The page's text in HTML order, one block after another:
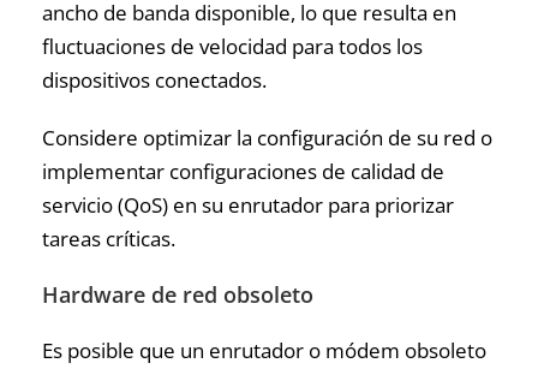
ancho de banda disponible, lo que resulta en
fluctuaciones de velocidad para todos los
dispositivos conectados.
Considere optimizar la configuración de su red o
implementar configuraciones de calidad de
servicio (QoS) en su enrutador para priorizar
tareas críticas.
Hardware de red obsoleto
Es posible que un enrutador o módem obsoleto